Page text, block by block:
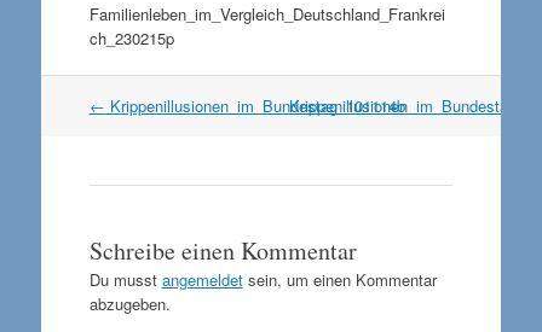
Familienleben_im_Vergleich_Deutschland_Frankrei
ch_230215p
Artikel
← Krippenillusionen_im_Bundestag_101114b
Schreibe einen Kommentar
Du musst angemeldetsein, um einen Kommentar
abzugeben.